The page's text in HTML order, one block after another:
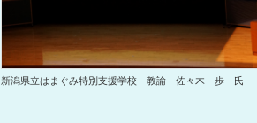
新潟県立はまぐみ特別支援学校 教諭 佐々木 歩 氏